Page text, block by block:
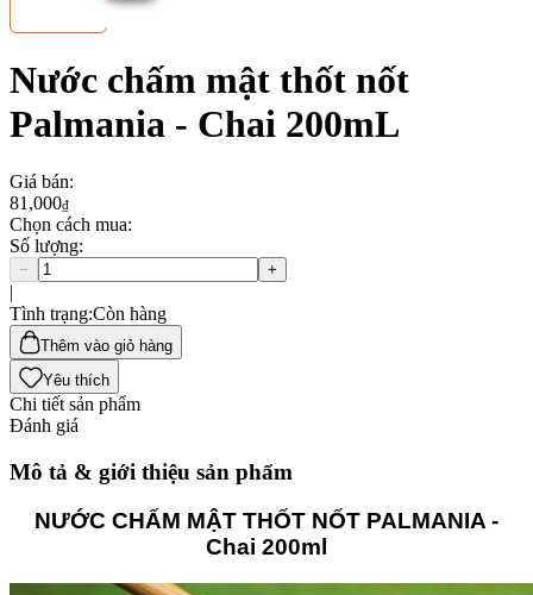
Nước chấm mật thốt nốt
Palmania - Chai 200mL
Giá bán:
81,000₫
Chọn cách mua:
Số lượng:
− +
|
Tình trạng:Còn hàng
Thêm vào giỏ hàng
Yêu thích
Chi tiết sản phẩm
Đánh giá
Mô tả & giới thiệu sản phẩm
NƯỚC CHẤM MẬT THỐT NỐT PALMANIA -
Chai 200ml